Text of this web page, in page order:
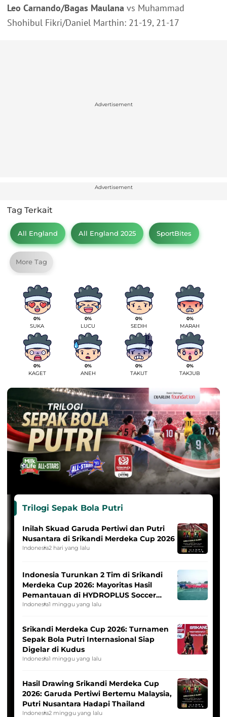
Leo Carnando/Bagas Maulana vs Muhammad
Shohibul Fikri/Daniel Marthin: 21-19, 21-17
Advertisement
Advertisement
Tag Terkait
All England All England 2025 SportBites
More Tag
0%
SUKA
0%
LUCU
0%
SEDIH
0%
MARAH
0%
KAGET
0%
ANEH
0%
TAKUT
0%
TAKJUB
Trilogi Sepak Bola Putri
Inilah Skuad Garuda Pertiwi dan Putri
Nusantara di Srikandi Merdeka Cup 2026
Indonesia2 hari yang lalu
Indonesia Turunkan 2 Tim di Srikandi
Merdeka Cup 2026: Mayoritas Hasil
Pemantauan di HYDROPLUS Soccer
League
Indonesia1 minggu yang lalu
Srikandi Merdeka Cup 2026: Turnamen
Sepak Bola Putri Internasional Siap
Digelar di Kudus
Indonesia1 minggu yang lalu
Hasil Drawing Srikandi Merdeka Cup
2026: Garuda Pertiwi Bertemu Malaysia,
Putri Nusantara Hadapi Thailand
Indonesia2 minggu yang lalu